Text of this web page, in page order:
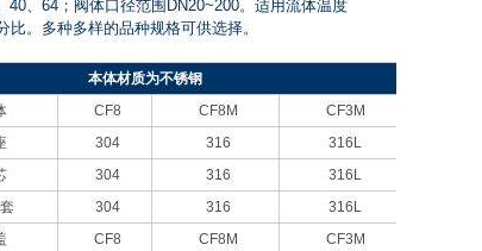
、64；阀体口径范围DN20~200。适用流体温度
。多种多样的品种规格可供选择。
本体材质为不锈钢
CF8 CF8M
CF3M
304 316
316L
304 316
316L
304 316
316L
CF8 CF8M
CF3M